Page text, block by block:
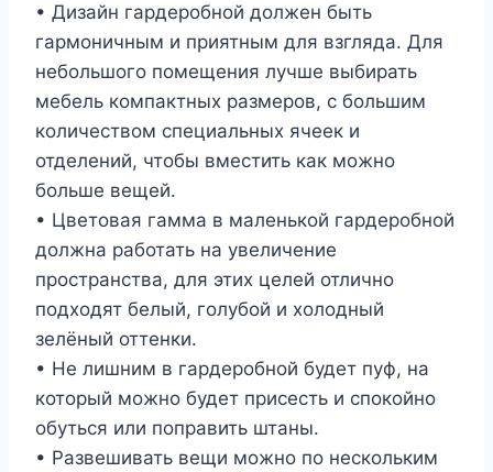
• Дизайн гардеробной должен быть
гармоничным и приятным для взгляда. Для
небольшого помещения лучше выбирать
мебель компактных размеров, с большим
количеством специальных ячеек и
отделений, чтобы вместить как можно
больше вещей.
• Цветовая гамма в маленькой гардеробной
должна работать на увеличение
пространства, для этих целей отлично
подходят белый, голубой и холодный
зелёный оттенки.
• Не лишним в гардеробной будет пуф, на
который можно будет присесть и спокойно
обуться или поправить штаны.
• Развешивать вещи можно по нескольким